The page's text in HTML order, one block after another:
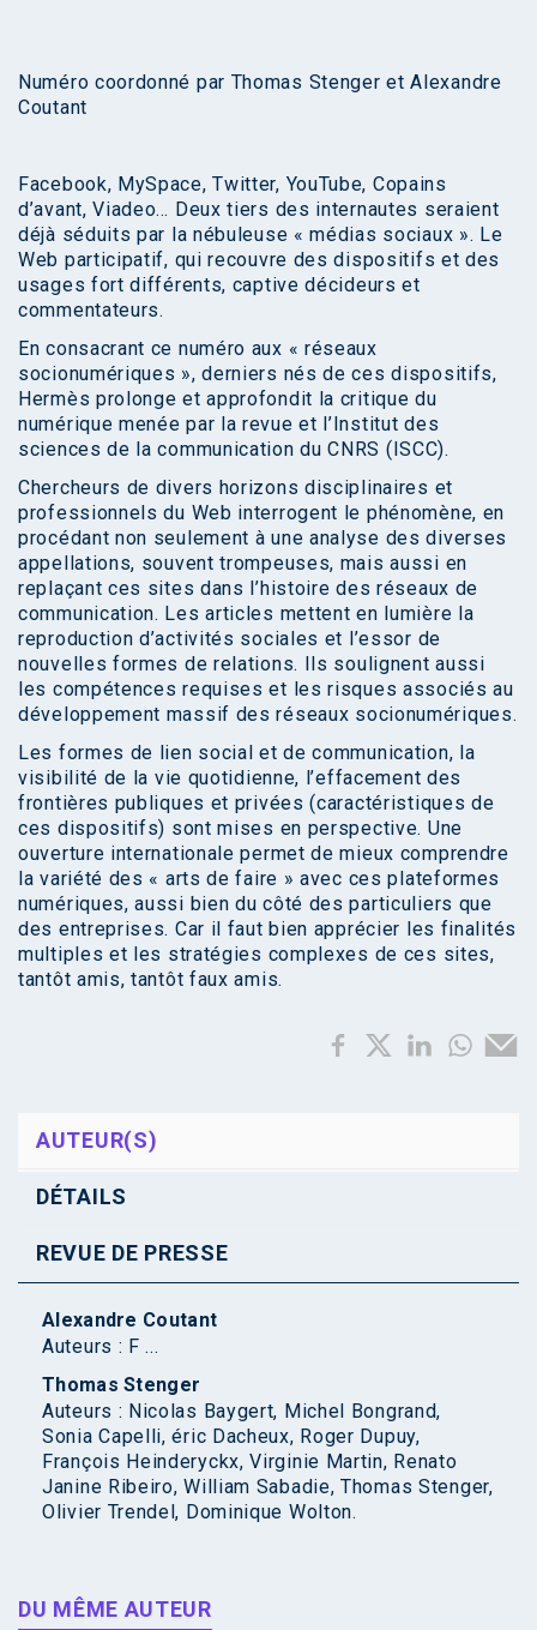
Numéro coordonné par Thomas Stenger et Alexandre
Coutant
Facebook, MySpace, Twitter, YouTube, Copains
d’avant, Viadeo… Deux tiers des internautes seraient
déjà séduits par la nébuleuse « médias sociaux ». Le
Web participatif, qui recouvre des dispositifs et des
usages fort différents, captive décideurs et
commentateurs.
En consacrant ce numéro aux « réseaux
socionumériques », derniers nés de ces dispositifs,
Hermès prolonge et approfondit la critique du
numérique menée par la revue et l’Institut des
sciences de la communication du CNRS (ISCC).
Chercheurs de divers horizons disciplinaires et
professionnels du Web interrogent le phénomène, en
procédant non seulement à une analyse des diverses
appellations, souvent trompeuses, mais aussi en
replaçant ces sites dans l’histoire des réseaux de
communication. Les articles mettent en lumière la
reproduction d’activités sociales et l’essor de
nouvelles formes de relations. Ils soulignent aussi
les compétences requises et les risques associés au
développement massif des réseaux socionumériques.
Les formes de lien social et de communication, la
visibilité de la vie quotidienne, l’effacement des
frontières publiques et privées (caractéristiques de
ces dispositifs) sont mises en perspective. Une
ouverture internationale permet de mieux comprendre
la variété des « arts de faire » avec ces plateformes
numériques, aussi bien du côté des particuliers que
des entreprises. Car il faut bien apprécier les finalités
multiples et les stratégies complexes de ces sites,
tantôt amis, tantôt faux amis.
AUTEUR(S)
DÉTAILS
REVUE DE PRESSE
Alexandre Coutant
Auteurs : F ...
Thomas Stenger
Auteurs : Nicolas Baygert, Michel Bongrand,
Sonia Capelli, éric Dacheux, Roger Dupuy,
François Heinderyckx, Virginie Martin, Renato
Janine Ribeiro, William Sabadie, Thomas Stenger,
Olivier Trendel, Dominique Wolton.
DU MÊME AUTEUR